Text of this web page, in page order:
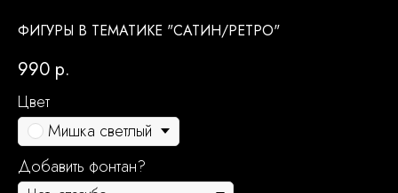
ФИГУРЫ В ТЕМАТИКЕ "САТИН/РЕТРО"
990 р.
Цвет
Мишка светлый
Добавить фонтан?